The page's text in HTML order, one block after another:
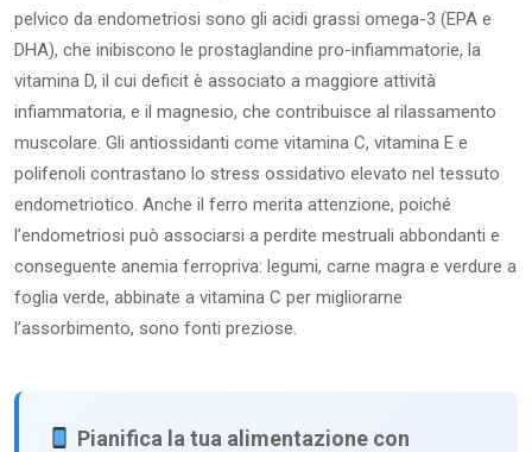
pelvico da endometriosi sono gli acidi grassi omega-3 (EPA e
DHA), che inibiscono le prostaglandine pro-infiammatorie, la
vitamina D, il cui deficit è associato a maggiore attività
infiammatoria, e il magnesio, che contribuisce al rilassamento
muscolare. Gli antiossidanti come vitamina C, vitamina E e
polifenoli contrastano lo stress ossidativo elevato nel tessuto
endometriotico. Anche il ferro merita attenzione, poiché
l’endometriosi può associarsi a perdite mestruali abbondanti e
conseguente anemia ferropriva: legumi, carne magra e verdure a
foglia verde, abbinate a vitamina C per migliorarne
l’assorbimento, sono fonti preziose.
Pianifica la tua alimentazione con